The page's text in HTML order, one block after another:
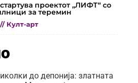
проектот „ЛИФТ“ со
за теремин
// Култ-арт
до депонија: златната